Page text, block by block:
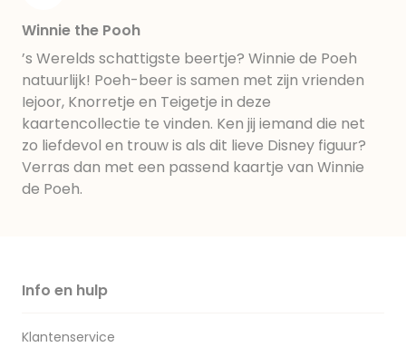
Winnie the Pooh
’s Werelds schattigste beertje? Winnie de Poeh
natuurlijk! Poeh-beer is samen met zijn vrienden
Iejoor, Knorretje en Teigetje in deze
kaartencollectie te vinden. Ken jij iemand die net
zo liefdevol en trouw is als dit lieve Disney figuur?
Verras dan met een passend kaartje van Winnie
de Poeh.
Info en hulp
Klantenservice